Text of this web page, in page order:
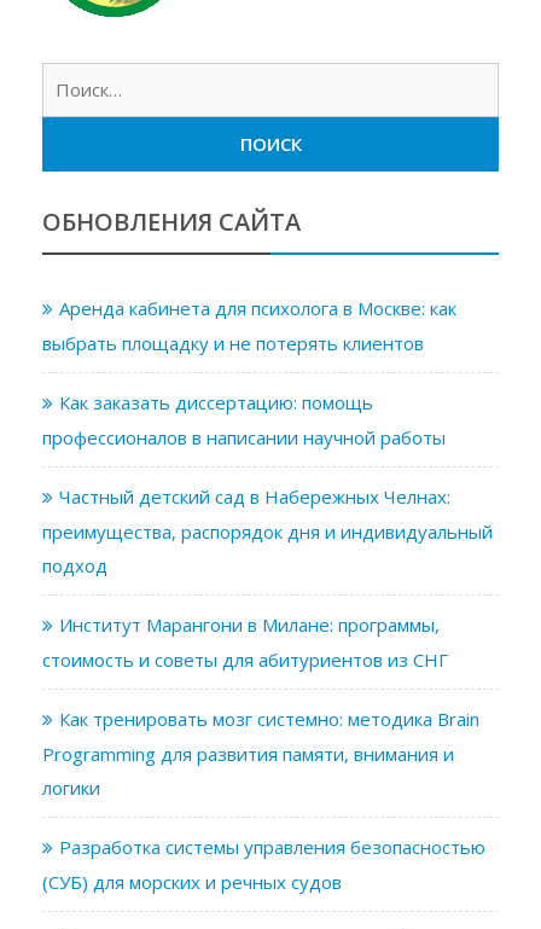
ОБНОВЛЕНИЯ САЙТА
Аренда кабинета для психолога в Москве: как
выбрать площадку и не потерять клиентов
Как заказать диссертацию: помощь
профессионалов в написании научной работы
Частный детский сад в Набережных Челнах:
преимущества, распорядок дня и индивидуальный
подход
Институт Марангони в Милане: программы,
стоимость и советы для абитуриентов из СНГ
Как тренировать мозг системно: методика Brain
Programming для развития памяти, внимания и
логики
Разработка системы управления безопасностью
(СУБ) для морских и речных судов